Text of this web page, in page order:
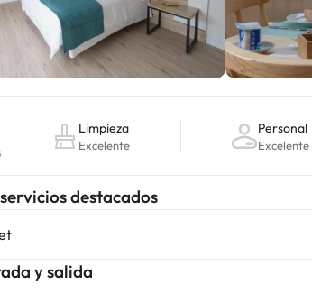
Limpieza
Excelente
Personal
Excelente
destacados
y salida